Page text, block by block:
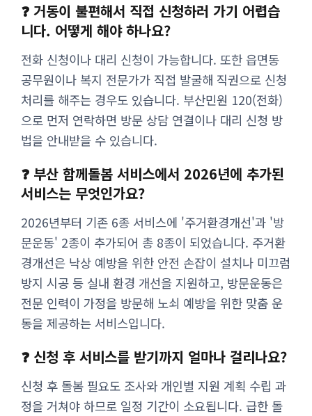
❓ 거동이 불편해서 직접 신청하러 가기 어렵습
니다. 어떻게 해야 하나요?
전화 신청이나 대리 신청이 가능합니다. 또한 읍면동
공무원이나 복지 전문가가 직접 발굴해 직권으로 신청
처리를 해주는 경우도 있습니다. 부산민원 120(전화)
으로 먼저 연락하면 방문 상담 연결이나 대리 신청 방
법을 안내받을 수 있습니다.
❓ 부산 함께돌봄 서비스에서 2026년에 추가된
서비스는 무엇인가요?
2026년부터 기존 6종 서비스에 '주거환경개선'과 '방
문운동' 2종이 추가되어 총 8종이 되었습니다. 주거환
경개선은 낙상 예방을 위한 안전 손잡이 설치나 미끄럼
방지 시공 등 실내 환경 개선을 지원하고, 방문운동은
전문 인력이 가정을 방문해 노쇠 예방을 위한 맞춤 운
동을 제공하는 서비스입니다.
❓ 신청 후 서비스를 받기까지 얼마나 걸리나요?
신청 후 돌봄 필요도 조사와 개인별 지원 계획 수립 과
정을 거쳐야 하므로 일정 기간이 소요됩니다. 급한 돌